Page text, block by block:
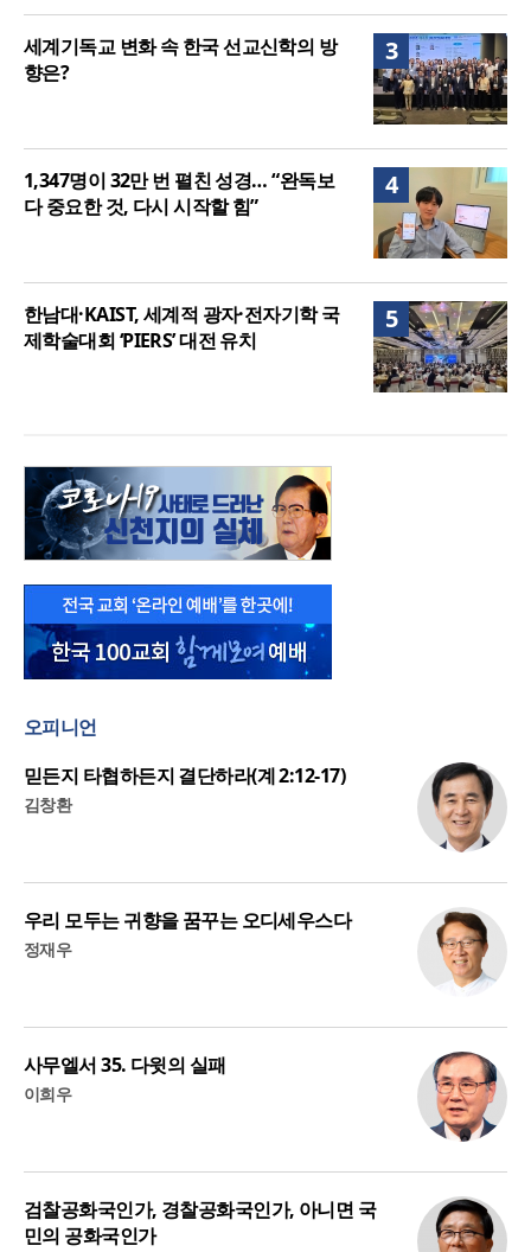
3
세계기독교 변화 속 한국 선교신학의 방
향은?
4
1,347명이 32만 번 펼친 성경… “완독보
다 중요한 것, 다시 시작할 힘”
5
한남대·KAIST, 세계적 광자·전자기학 국
제학술대회 ‘PIERS’ 대전 유치
오피니언
믿든지 타협하든지 결단하라(계 2:12-17)
김창환
우리 모두는 귀향을 꿈꾸는 오디세우스다
정재우
사무엘서 35. 다윗의 실패
이희우
검찰공화국인가, 경찰공화국인가, 아니면 국
민의 공화국인가